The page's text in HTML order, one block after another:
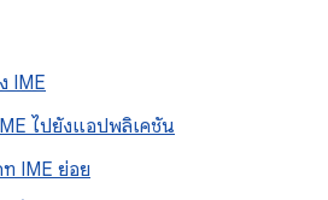
IME
ไปยังแอปพลิเคชัน
ท IME ย่อย